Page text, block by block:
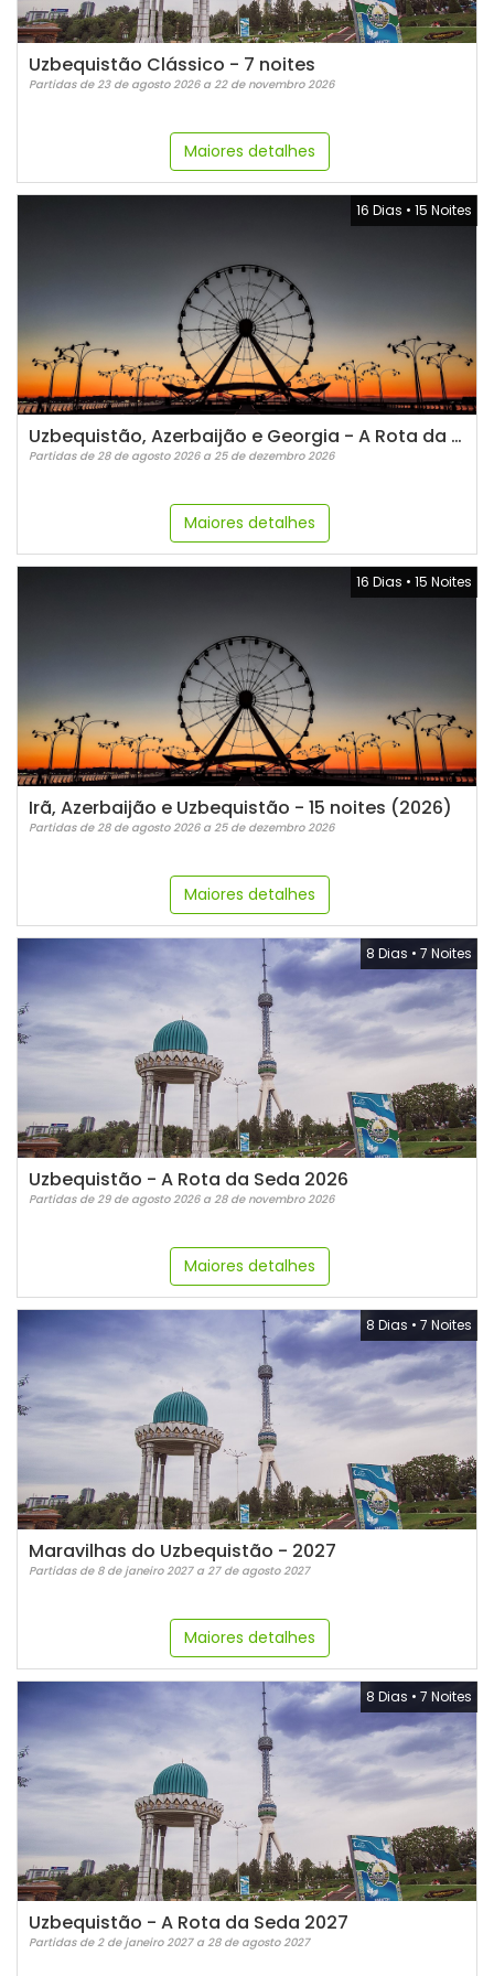
Uzbequistão Clássico - 7 noites
Partidas de 23 de agosto 2026 a 22 de novembro 2026
Maiores detalhes
16 Dias • 15 Noites
Uzbequistão, Azerbaijão e Georgia - A Rota da Seda
Partidas de 28 de agosto 2026 a 25 de dezembro 2026
Maiores detalhes
16 Dias • 15 Noites
Irã, Azerbaijão e Uzbequistão - 15 noites (2026)
Partidas de 28 de agosto 2026 a 25 de dezembro 2026
Maiores detalhes
8 Dias • 7 Noites
Uzbequistão - A Rota da Seda 2026
Partidas de 29 de agosto 2026 a 28 de novembro 2026
Maiores detalhes
8 Dias • 7 Noites
Maravilhas do Uzbequistão - 2027
Partidas de 8 de janeiro 2027 a 27 de agosto 2027
Maiores detalhes
8 Dias • 7 Noites
Uzbequistão - A Rota da Seda 2027
Partidas de 2 de janeiro 2027 a 28 de agosto 2027